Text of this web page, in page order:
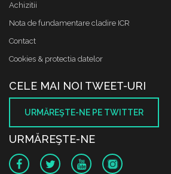
Achizitii
Nota de fundamentare cladire ICR
Contact
Cookies & protectia datelor
CELE MAI NOI TWEET-URI
URMĂREŞTE-NE PE TWITTER
URMĂREŞTE-NE